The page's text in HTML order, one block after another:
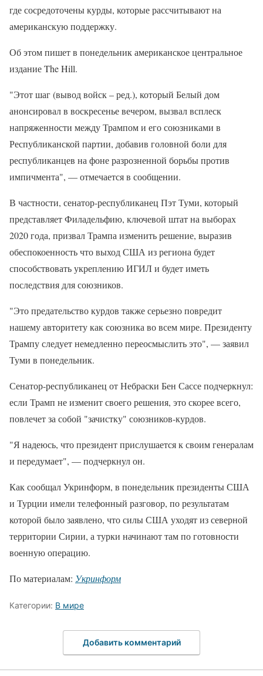
где сосредоточены курды, которые рассчитывают на
американскую поддержку.
Об этом пишет в понедельник американское центральное
издание The Hill.
"Этот шаг (вывод войск – ред.), который Белый дом
анонсировал в воскресенье вечером, вызвал всплеск
напряженности между Трампом и его союзниками в
Республиканской партии, добавив головной боли для
республиканцев на фоне разрозненной борьбы против
импичмента", — отмечается в сообщении.
В частности, сенатор-республиканец Пэт Туми, который
представляет Филадельфию, ключевой штат на выборах
2020 года, призвал Трампа изменить решение, выразив
обеспокоенность что выход США из региона будет
способствовать укреплению ИГИЛ и будет иметь
последствия для союзников.
"Это предательство курдов также серьезно повредит
нашему авторитету как союзника во всем мире. Президенту
Трампу следует немедленно переосмыслить это", — заявил
Туми в понедельник.
Сенатор-республиканец от Небраски Бен Сассе подчеркнул:
если Трамп не изменит своего решения, это скорее всего,
повлечет за собой "зачистку" союзников-курдов.
"Я надеюсь, что президент прислушается к своим генералам
и передумает", — подчеркнул он.
Как сообщал Укринформ, в понедельник президенты США
и Турции имели телефонный разговор, по результатам
которой было заявлено, что силы США уходят из северной
территории Сирии, а турки начинают там по готовности
военную операцию.
По материалам: Укринформ
Категории: В мире
Добавить комментарий